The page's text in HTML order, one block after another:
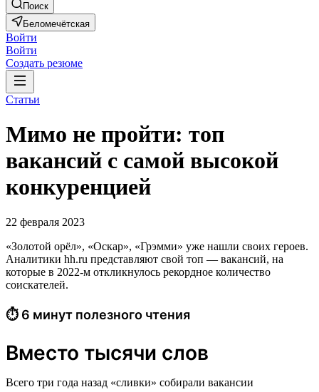
Поиск
Беломечётская
Войти
Войти
Создать резюме
Статьи
Мимо не пройти: топ
вакансий с самой высокой
конкуренцией
22 февраля 2023
«Золотой орёл», «Оскар», «Грэмми» уже нашли своих героев.
Аналитики hh.ru представляют свой топ — вакансий, на
которые в 2022-м откликнулось рекордное количество
соискателей.
⏱ 6 минут полезного чтения
Вместо тысячи слов
Всего три года назад «сливки» собирали вакансии